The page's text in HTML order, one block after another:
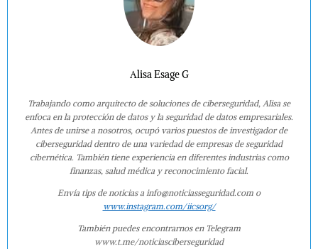
Alisa Esage G
Trabajando como arquitecto de soluciones de ciberseguridad, Alisa se
enfoca en la protección de datos y la seguridad de datos empresariales.
Antes de unirse a nosotros, ocupó varios puestos de investigador de
ciberseguridad dentro de una variedad de empresas de seguridad
cibernética. También tiene experiencia en diferentes industrias como
finanzas, salud médica y reconocimiento facial.
Envía tips de noticias a info@noticiasseguridad.com o
www.instagram.com/iicsorg/
También puedes encontrarnos en Telegram
www.t.me/noticiasciberseguridad